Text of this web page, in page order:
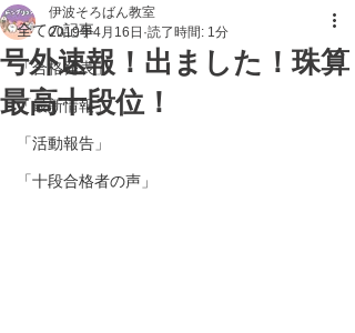
全ての記事
「合格発表」
「最新情報」
「活動報告」
「十段合格者の声」
号外速報！出ました！珠算
最高十段位！
伊波そろばん教室
2019年4月16日 読了時間: 1分